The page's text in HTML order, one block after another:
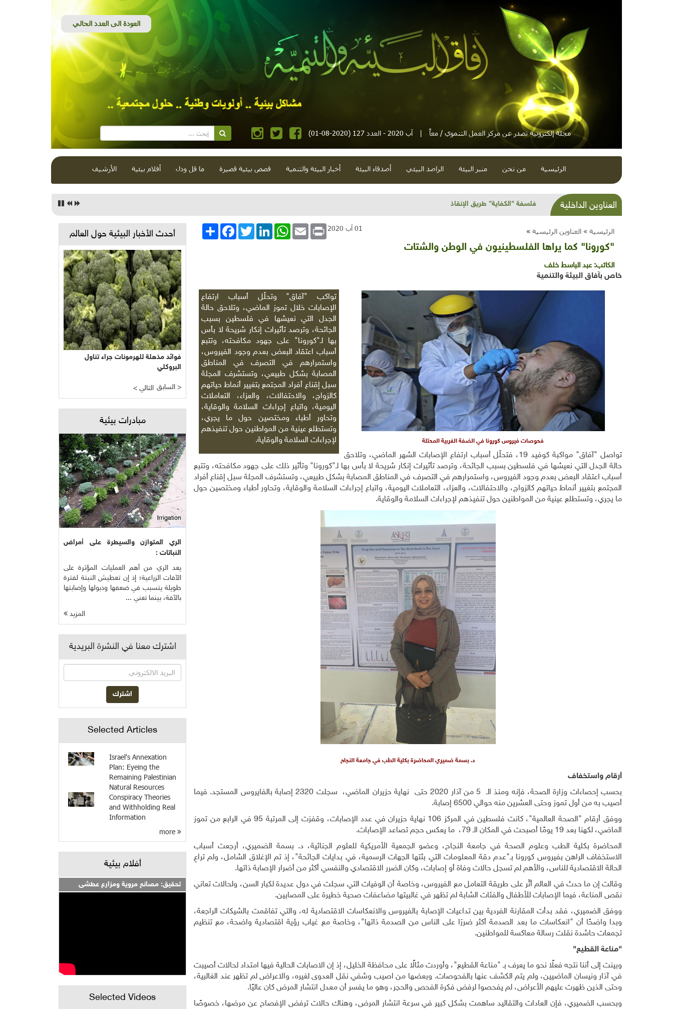
مجلة إلكترونية تصدر عن مركز العمل التنموي / معاً | آب 2020 - العدد 127 (2020-08-01)
الرئيسية من نحن منبر البيئة الراصد البيئي أصدقاء البيئة أخبار البيئة والتنمية قصص بيئية قصيرة ما قل ودل أفلام بيئية الأرشيف
العناوين الداخلية شذرات بيئية وتنموية...كساد وكمامات و"توجيهي" واقتصاد كوفيد وفلتان صحي وبرقين
الرئيسية » العناوين الرئيسية » انشر
FacebookTwitterLinkedInWhatsApp Email Print 01 آب 2020
"كورونا" كما يراها الفلسطينيون في الوطن والشتات
الكاتب:عبد الباسط خلف
خاص بآفاق البيئة والتنمية
تواكب "آفاق" وتحلّل أسباب ارتفاع
الإصابات خلال تموز الماضي، وتلاحق حالة
الجدل التي نعيشها في فلسطين بسبب
الجائحة، وترصد تأثيرات إنكار شريحة لا بأس
بها لـ"كورونا" على جهود مكافحته، وتتبع
أسباب اعتقاد البعض بعدم وجود الفيروس،
واستمرارهم في التصرف في المناطق
المصابة بشكل طبيعي، وتستشرف المجلة
سبل إقناع أفراد المجتمع بتغيير أنماط حياتهم
كالزواج، والاحتفالات، والعزاء، التعاملات
اليومية، واتباع إجراءات السلامة والوقاية،
وتحاور أطباء ومختصين حول ما يجري،
وتستطلع عينية من المواطنين حول تنفيذهم
لإجراءات السلامة والوقاية.
فحوصات فيروس كورونا في الضفة الغربية المحتلة
تواصل "آفاق" مواكبة كوفيد 19، فتحلّل أسباب ارتفاع الإصابات الشهر الماضي، وتلاحق
حالة الجدل التي نعيشها في فلسطين بسبب الجائحة، وترصد تأثيرات إنكار شريحة لا بأس بها لـ"كورونا" وتأثير ذلك على جهود مكافحته، وتتبع
أسباب اعتقاد البعض بعدم وجود الفيروس، واستمرارهم في التصرف في المناطق المصابة بشكل طبيعي، وتستشرف المجلة سبل إقناع أفراد
المجتمع بتغيير أنماط حياتهم كالزواج، والاحتفالات، والعزاء، التعاملات اليومية، واتباع إجراءات السلامة والوقاية، وتحاور أطباء ومختصين حول
ما يجري، وتستطلع عينية من المواطنين حول تنفيذهم لإجراءات السلامة والوقاية.
د. بسمة ضميري المحاضرة بكلية الطب في جامعة النجاح
أرقام واستخفاف
بحسب إحصاءات وزارة الصحة، فإنه ومنذ الـ 5 من آذار 2020 حتى نهاية حزيران الماضي، سجلت 2320 إصابة بالفايروس المستجد. فيما
أصيب به من أول تموز وحتى العشرين منه حوالي 6500 إصابة.
ووفق أرقام "الصحة العالمية"، كانت فلسطين في المركز 106 نهاية حزيران في عدد الإصابات، وقفزت إلى المرتبة 95 في الرابع من تموز
الماضي، لكهنا بعد 19 يومًا أصبحت في المكان الـ 79، ما يعكس حجم تصاعد الإصابات.
المحاضرة بكلية الطب وعلوم الصحة في جامعة النجاح، وعضو الجمعية الأمريكية للعلوم الجنائية، د. بسمة الضميري، أرجعت أسباب
الاستخفاف الراهن بفيروس كورونا بـ"عدم دقة المعلومات التي بثتها الجهات الرسمية، في بدايات الجائحة"، إذ تم الإغلاق الشامل، ولم تراعِ
الحالة الاقتصادية للناس، والأهم لم تسجل حالات وفاة أو إصابات، وكان الضرر الاقتصادي والنفسي أكثر من أضرار الإصابة ذاتها.
وقالت إن ما حدث في العالم أثّر على طريقة التعامل مع الفيروس، وخاصة أن الوفيات التي سجلت في دول عديدة لكبار السن، ولحالات تعاني
نقص المناعة، فيما الإصابات للأطفال والفئات الشابة لم تظهر في غالبيتها مضاعفات صحية خطيرة على المصابين.
ووفق الضميري، فقد بدأت المقارنة الفردية بين تداعيات الإصابة بالفيروس والانعكاسات الاقتصادية له، والتي تفاقمت بالشيكات الراجعة،
وبدا واضحًا أن "انعكاسات ما بعد الصدمة أكثر ضررَا على الناس من الصدمة ذاتها"، وخاصة مع غياب رؤية اقتصادية واضحة، مع تنظيم
تجمعات حاشدة نقلت رسالة معاكسة للمواطنين.
"مناعة القطيع"
وبينت إلى أننا نتجه فعلًا نحو ما يعرف بـ "مناعة القطيع"، وأوردت مثالًا على محافظة الخليل، إذ إن الاصابات الحالية فيها امتداد لحالات أصيبت
في آذار ونيسان الماضيين، ولم يتم الكشف عنها بالفحوصات. وبعضها من اصيب وشفي نقل العدوى لغيره، والاعراض لم تظهر عند الغالبية،
وحتى الذين ظهرت عليهم الأعراض، لم يفحصوا لرفض فكرة الفحص والحجر، وهو ما يفسر أن معدل انتشار المرض كان عاليًا.
وبحسب الضميري، فإن العادات والتقاليد ساهمت بشكل كبير في سرعة انتشار المرض، وهناك حالات ترفض الإفصاح عن مرضها، خصوصًا
أحدث الأخبار البيئية حول العالم
فوائد مذهلة للهرمونات جراء تناول
البروكلي
< التالي السابق >
مبادرات بيئية
الري المتوازن والسيطرة على أمراض
النباتات :
يعد الري من أهم العمليات المؤثرة على
الآفات الزراعية؛ إذ إن تعطيش النبتة لفترة
طويلة يتسبب في ضعفها وذبولها وإصابتها
بالآفة، بينما تعني ...
المزيد
اشترك معنا في النشرة البريدية
Selected Articles
Israel's Annexation
Plan: Eyeing the
Remaining Palestinian
Natural Resources
Conspiracy Theories
and Withholding Real
Information
أفلام بيئية
تحقيق: مصانع مروية ومزارع عطشى
Selected Videos